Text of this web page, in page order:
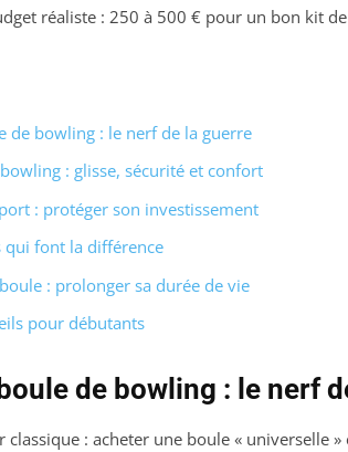
réaliste : 250 à 500 € pour un bon kit
de bowling : le nerf de la guerre
: glisse, sécurité et confort
: protéger son investissement
qui font la différence
: prolonger sa durée de vie
pour débutants
de bowling : le nerf
classique : acheter une boule « universelle